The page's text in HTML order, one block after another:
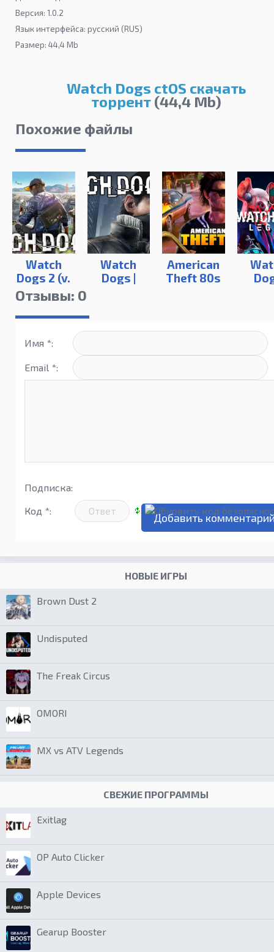
Версия: 1.0.2
Язык интерфейса: русский (RUS)
Размер: 44,4 Mb
Watch Dogs ctOS скачать
торрент(44,4 Mb)
Похожие файлы
Watch
Dogs 2 (v.
1.017)
Watch
Dogs |
American
Theft 80s
Отзывы: 0
Имя *:
Email *:
Подписка:
Код *:
НОВЫЕ ИГРЫ
Brown Dust 2
Undisputed
The Freak Circus
OMORI
MX vs ATV Legends
СВЕЖИЕ ПРОГРАММЫ
Exitlag
OP Auto Clicker
Apple Devices
Gearup Booster